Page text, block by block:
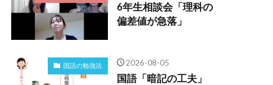
6年生相談会「理科の
偏差値が急落」
国語の勉強法 2026-08-05
国語「暗記の工夫」